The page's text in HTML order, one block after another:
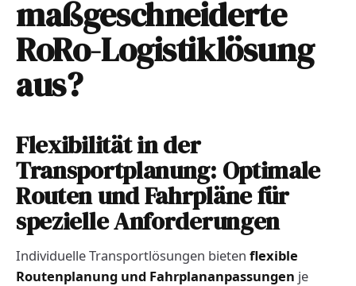
maßgeschneiderte
RoRo-Logistiklösung
aus?
Flexibilität in der
Transportplanung: Optimale
Routen und Fahrpläne für
spezielle Anforderungen
Individuelle Transportlösungen bieten flexible
Routenplanung und Fahrplananpassungen je